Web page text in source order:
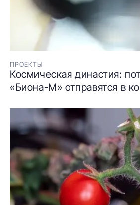
ПРОЕКТЫ
Космическая династия:
«Биона-М» отправятся в